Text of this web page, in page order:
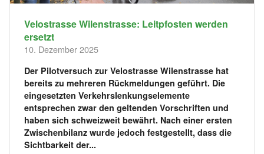
Velostrasse Wilenstrasse: Leitpfosten werden
ersetzt
10. Dezember 2025
Der Pilotversuch zur Velostrasse Wilenstrasse hat
bereits zu mehreren Rückmeldungen geführt. Die
eingesetzten Verkehrslenkungselemente
entsprechen zwar den geltenden Vorschriften und
haben sich schweizweit bewährt. Nach einer ersten
Zwischenbilanz wurde jedoch festgestellt, dass die
Sichtbarkeit der...